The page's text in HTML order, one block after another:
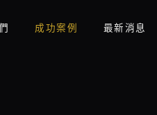
成功案例 最新消息